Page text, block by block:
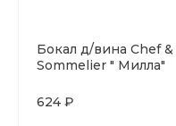
Бокал д/вина Chef &
Sommelier " Милла"
h=225 мм. .
624 ₽